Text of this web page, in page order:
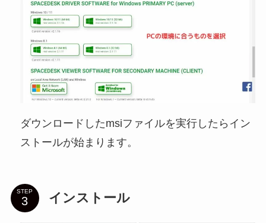
ダウンロードしたmsiファイルを実行したらイン
ストールが始まります。
STEP インストール